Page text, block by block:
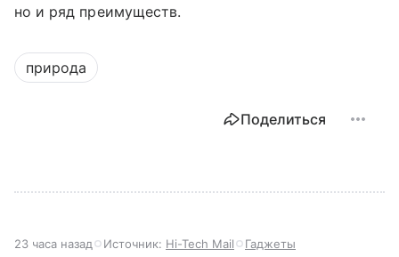
но и ряд преимуществ.
природа
Поделиться
23 часа назад Источник: Hi-Tech Mail Гаджеты